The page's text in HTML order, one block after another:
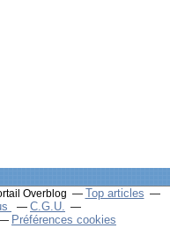
Overblog
Top articles
C.G.U.
Préférences cookies